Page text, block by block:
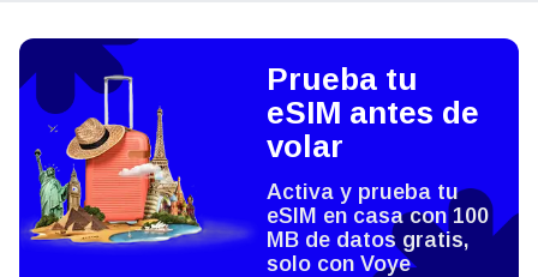
Prueba tu
eSIM antes de
volar
Activa y prueba tu
eSIM en casa con 100
MB de datos gratis,
solo con Voye